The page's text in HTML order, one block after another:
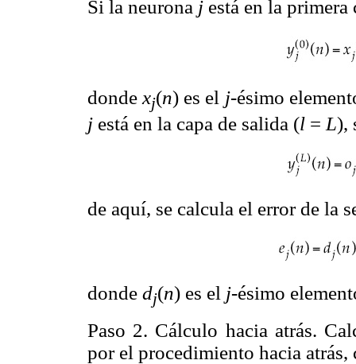
Si la neurona j está en la
dondexj(n) es el j-ésimo
j está en la capa de salida (l = L),
de aquí, se calcula el error de la
donde dj(n) es el j-ésimo
Paso 2. Cálculo hacia atrás.
por el procedimiento hacia atrás,